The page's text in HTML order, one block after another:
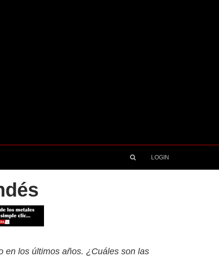
LOGIN
en los últimos años. ¿Cuáles son las